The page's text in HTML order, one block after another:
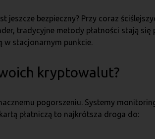
bezpieczny? Przy coraz
tradycyjne metody płatności stają się
w stacjonarnym punkcie.
kryptowalut?
pogorszeniu. Systemy
płatniczą to najkrótsza droga do: